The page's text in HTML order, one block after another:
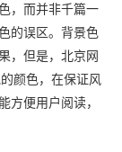
，而并非千篇一
的误区。背景色
，但是，北京网
颜色，在保证风
方便用户阅读，